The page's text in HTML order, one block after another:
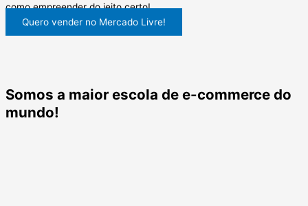
como empreender do jeito certo!
Quero vender no Mercado Livre!
Somos a maior escola de e-commerce do
mundo!